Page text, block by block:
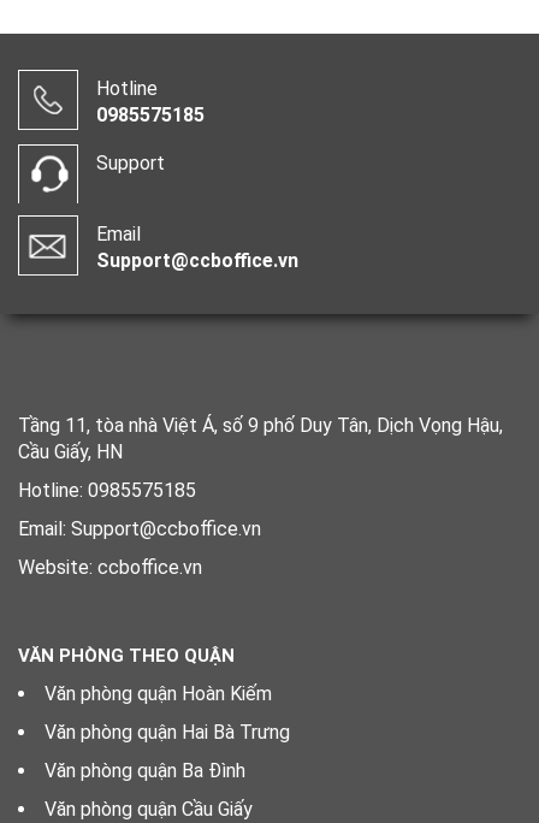
Hotline
0985575185
Support
Email
Support@ccboffice.vn
Tầng 11, tòa nhà Việt Á, số 9 phố Duy Tân, Dịch Vọng Hậu,
Cầu Giấy, HN
Hotline: 0985575185
Email: Support@ccboffice.vn
Website: ccboffice.vn
VĂN PHÒNG THEO QUẬN
Văn phòng quận Hoàn Kiếm
Văn phòng quận Hai Bà Trưng
Văn phòng quận Ba Đình
Văn phòng quận Cầu Giấy